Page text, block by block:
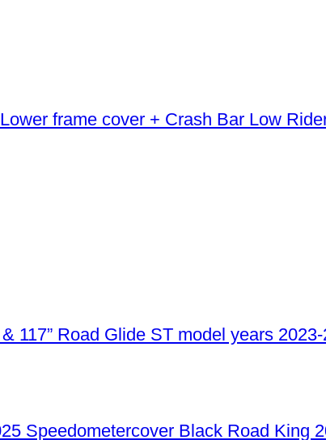
Lower frame cover + Crash Bar Low
117” Road Glide ST model years
Speedometercover Black Road King